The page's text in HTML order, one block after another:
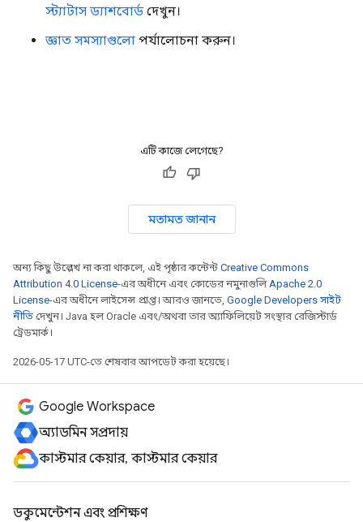
স্ট্যাটাস ড্যাশবোর্ড দেখুন।
জ্ঞাত সমস্যাগুলো পর্যালোচনা করুন।
এটি কাজে লেগেছে?
মতামত জানান
অন্য কিছু উল্লেখ না করা থাকলে, এই পৃষ্ঠার কন্টেন্ট Creative Commons
Attribution 4.0 License-এর অধীনে এবং কোডের নমুনাগুলিApache 2.0
License-এর অধীনে লাইসেন্স প্রাপ্ত। আরও জানতে, Google Developers সাইট
নীতি দেখুন। Java হল Oracle এবং/অথবা তার অ্যাফিলিয়েট সংস্থার রেজিস্টার্ড
ট্রেডমার্ক।
2026-05-17 UTC-তে শেষবার আপডেট করা হয়েছে।
Google Workspace
অ্যাডমিন সম্প্রদায়
কাস্টমার কেয়ার, কাস্টমার কেয়ার
ডকুমেন্টেশন এবং প্রশিক্ষণ